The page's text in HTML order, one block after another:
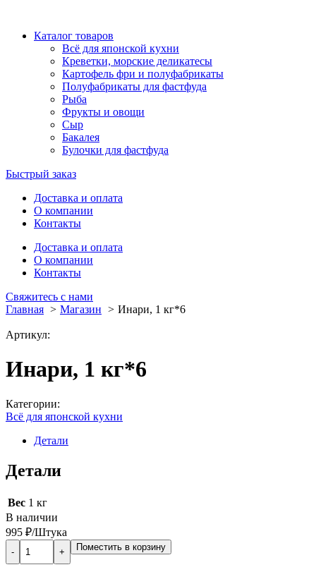
Каталог товаров
Всё для японской кухни
Креветки, морские деликатесы
Картофель фри и полуфабрикаты
Полуфабрикаты для фастфуда
Рыба
Фрукты и овощи
Сыр
Бакалея
Булочки для фастфуда
Быстрый заказ
Доставка и оплата
О компании
Контакты
Доставка и оплата
О компании
Контакты
Свяжитесь с нами
Главная
Магазин Инари, 1 кг*6
Артикул:
Инари, 1 кг*6
Категории:
Всё для японской кухни
Детали
Детали
Вес 1 кг
В наличии
995 ₽/Штука
Quantity
Поместить в корзину